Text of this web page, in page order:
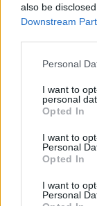
also be
Downstream
Personal
I want to
personal
Opted In
I want to
Personal
Opted In
I want to
Personal
movilidad no
mentalidad
de
tecnológica
ven en el
finalizar sus
capacidad
actividad sino